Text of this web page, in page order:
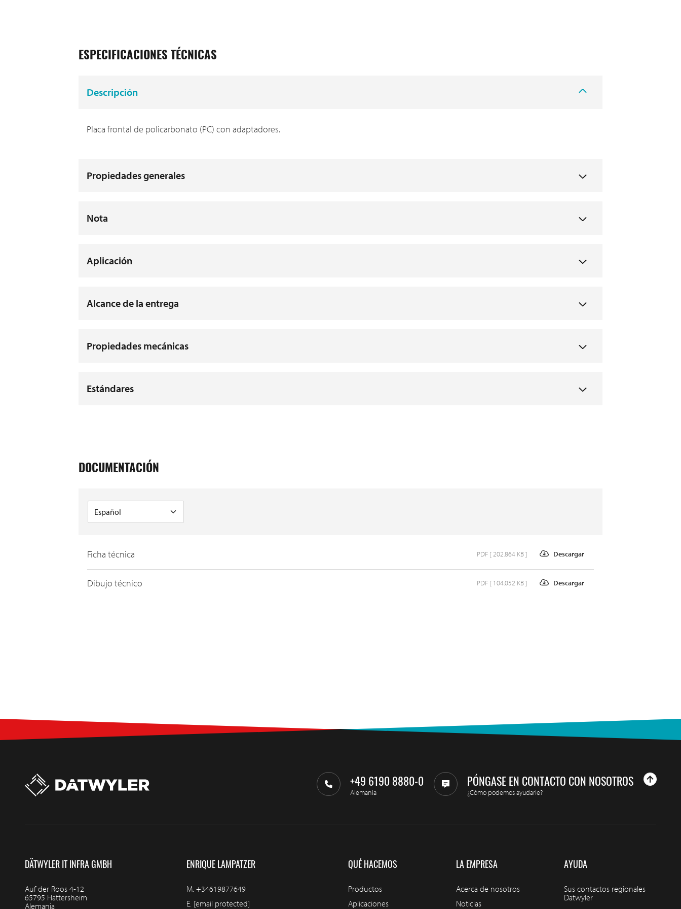
ESPECIFICACIONES TÉCNICAS
Descripción
Placa frontal de policarbonato (PC) con adaptadores.
Propiedades generales
Nota
Aplicación
Alcance de la entrega
Propiedades mecánicas
Estándares
DOCUMENTACIÓN
Ficha técnica Descargar
PDF [ 202.864 KB ]
Dibujo técnico Descargar
PDF [ 104.052 KB ]
+49 6190 8880-0
Alemania
PÓNGASE EN CONTACTO CON NOSOTROS
¿Cómo podemos ayudarle?
DÄTWYLER IT INFRA GMBH
Auf der Roos 4-12
65795 Hattersheim
Alemania
ENRIQUE LAMPATZER
M. +34619877649
E. [email protected]
QUÉ HACEMOS
Productos
Aplicaciones
LA EMPRESA
Acerca de nosotros
Noticias
AYUDA
Sus contactos regionales
Datwyler